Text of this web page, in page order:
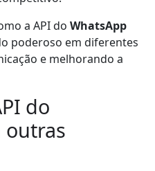
a API do WhatsApp
poderoso em diferentes
e melhorando a
do
outras